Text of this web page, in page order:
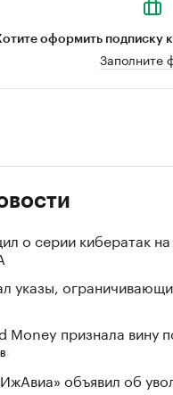
оформить подписку
Заполните
о серии кибератак
указы,
Money признала вину
объявил об